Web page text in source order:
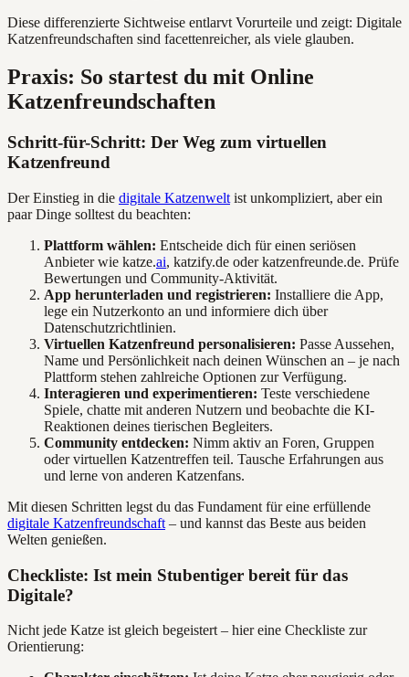
Diese differenzierte Sichtweise entlarvt Vorurteile und zeigt: Digitale
Katzenfreundschaften sind facettenreicher, als viele glauben.
Praxis: So startest du mit Online
Katzenfreundschaften
Schritt-für-Schritt: Der Weg zum virtuellen
Katzenfreund
Der Einstieg in die digitale Katzenwelt ist unkompliziert, aber ein
paar Dinge solltest du beachten:
Plattform wählen: Entscheide dich für einen seriösen
Anbieter wie katze.ai, katzify.de oder katzenfreunde.de. Prüfe
Bewertungen und Community-Aktivität.
App herunterladen und registrieren: Installiere die App,
lege ein Nutzerkonto an und informiere dich über
Datenschutzrichtlinien.
Virtuellen Katzenfreund personalisieren: Passe Aussehen,
Name und Persönlichkeit nach deinen Wünschen an – je nach
Plattform stehen zahlreiche Optionen zur Verfügung.
Interagieren und experimentieren: Teste verschiedene
Spiele, chatte mit anderen Nutzern und beobachte die KI-
Reaktionen deines tierischen Begleiters.
Community entdecken: Nimm aktiv an Foren, Gruppen
oder virtuellen Katzentreffen teil. Tausche Erfahrungen aus
und lerne von anderen Katzenfans.
Mit diesen Schritten legst du das Fundament für eine erfüllende
digitale Katzenfreundschaft – und kannst das Beste aus beiden
Welten genießen.
Checkliste: Ist mein Stubentiger bereit für das
Digitale?
Nicht jede Katze ist gleich begeistert – hier eine Checkliste zur
Orientierung: